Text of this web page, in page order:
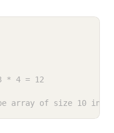
* 4 = 12
array of size 10 into